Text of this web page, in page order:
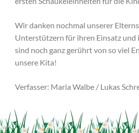
Wir danken nochmal unserer
Unterstützern für ihren Einsatz und
sind noch ganz gerührt von so viel
unsere Kita!
Verfasser: Maria Walbe / Lukas